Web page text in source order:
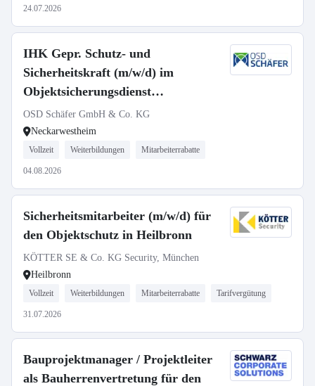
24.07.2026
IHK Gepr. Schutz- und
Sicherheitskraft (m/w/d) im
Objektsicherungsdienst
(kerntechnische Einrichtung)
OSD Schäfer GmbH & Co. KG
Neckarwestheim
Vollzeit Weiterbildungen Mitarbeiterrabatte
04.08.2026
Sicherheitsmitarbeiter (m/w/d) für
den Objektschutz in Heilbronn
KÖTTER SE & Co. KG Security, München
Heilbronn
Vollzeit Weiterbildungen Mitarbeiterrabatte Tarifvergütung
31.07.2026
Bauprojektmanager / Projektleiter
als Bauherrenvertretung für den